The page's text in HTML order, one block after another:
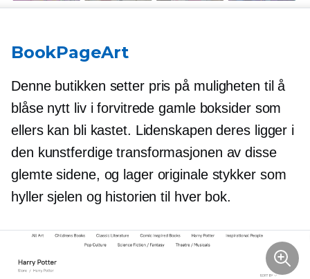
BookPageArt
Denne butikken setter pris på muligheten til å
blåse nytt liv i forvitrede gamle boksider som
ellers kan bli kastet. Lidenskapen deres ligger i
den kunstferdige transformasjonen av disse
glemte sidene, og lager originale stykker som
hyller sjelen og historien til hver bok.